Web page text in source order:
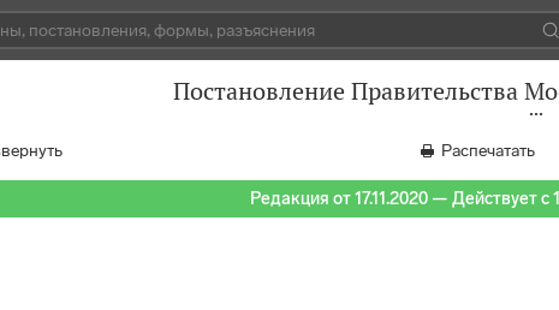
Постановление Правительства
Распечатать
Редакция от 17.11.2020 — Действует с